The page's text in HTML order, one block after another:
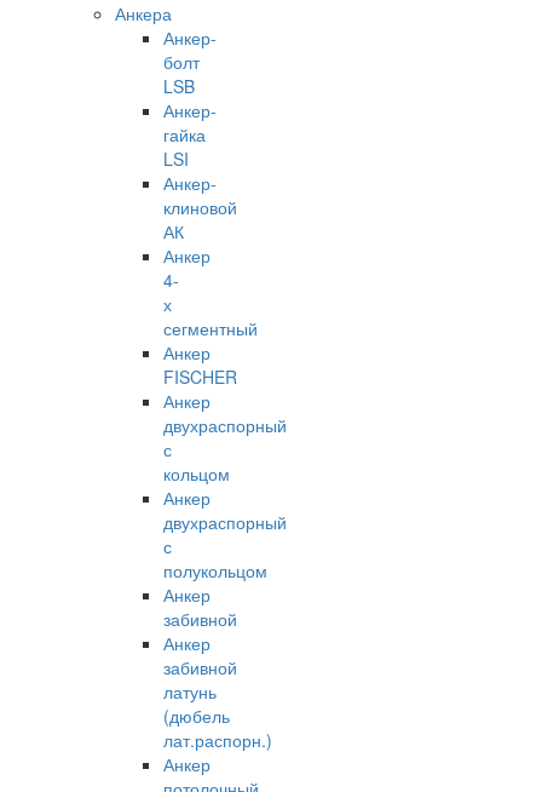
Анкера
Анкер-
болт
LSB
Анкер-
гайка
LSI
Анкер-
клиновой
АК
Анкер
4-
х
сегментный
Анкер
FISCHER
Анкер
двухраспорный
с
кольцом
Анкер
двухраспорный
с
полукольцом
Анкер
забивной
Анкер
забивной
латунь
(дюбель
лат.распорн.)
Анкер